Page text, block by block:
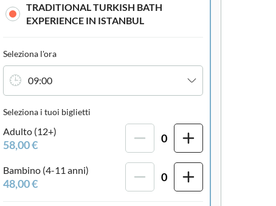
TRADITIONAL TURKISH BATH
EXPERIENCE IN ISTANBUL
Seleziona l'ora
09:00
Seleziona i tuoi biglietti
Adulto (12+)
58,00 € 0
Bambino (4-11 anni)
48,00 € 0